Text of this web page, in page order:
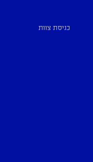
כניסת צוות